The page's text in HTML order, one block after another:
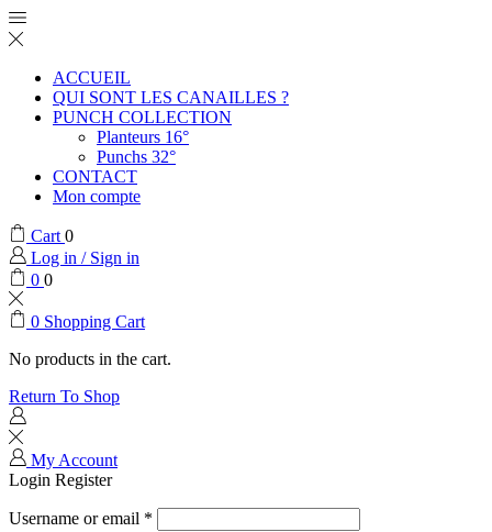
ACCUEIL
QUI SONT LES CANAILLES ?
PUNCH COLLECTION
Planteurs 16°
Punchs 32°
CONTACT
Mon compte
Cart 0
Log in / Sign in
0 0
0 Shopping Cart
No products in the cart.
Return To Shop
My Account
Login Register
Username or email *